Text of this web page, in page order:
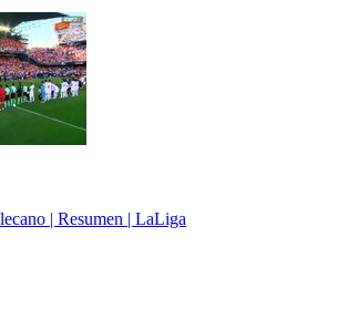
| Resumen | LaLiga